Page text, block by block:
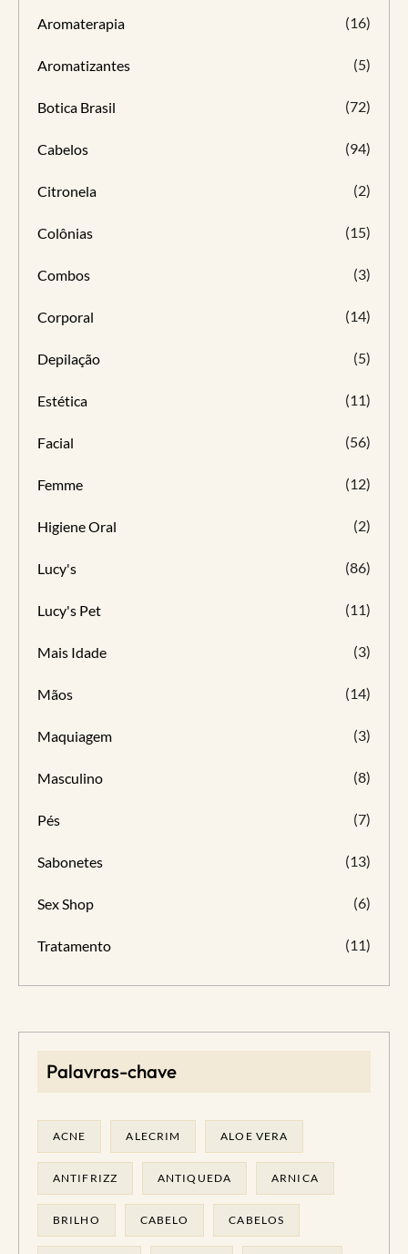
Aromaterapia (16)
Aromatizantes (5)
Botica Brasil (72)
Cabelos (94)
Citronela (2)
Colônias (15)
Combos (3)
Corporal (14)
Depilação (5)
Estética (11)
Facial (56)
Femme (12)
Higiene Oral (2)
Lucy's (86)
Lucy's Pet (11)
Mais Idade (3)
Mãos (14)
Maquiagem (3)
Masculino (8)
Pés (7)
Sabonetes (13)
Sex Shop (6)
Tratamento (11)
Palavras-chave
ACNE ALECRIM ALOE VERA
ANTIFRIZZ ANTIQUEDA ARNICA
BRILHO CABELO CABELOS